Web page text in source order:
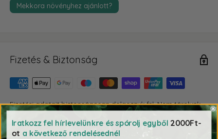
Mekkora növényhez ajánlott?
Fizetés & Biztonság
Fizetési adatait biztonságosan dolgozzuk fel. Nem tárolunk
információkhoz.
Iratkozz fel hírlevelünkre és spórolj egyből 2000Ft-
ot a következő rendelésednél